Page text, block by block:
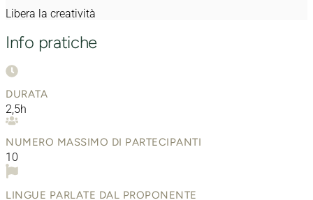
Libera la creatività
Info pratiche
DURATA
2,5h
NUMERO MASSIMO DI PARTECIPANTI
10
LINGUE PARLATE DAL PROPONENTE